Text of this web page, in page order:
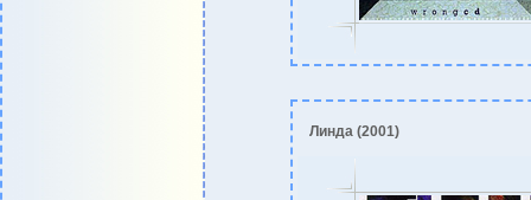
Линда (2001)